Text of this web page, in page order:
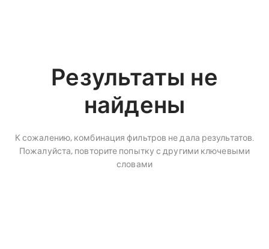
Результаты не
найдены
К сожалению, комбинация фильтров не дала результатов.
Пожалуйста, повторите попытку с другими ключевыми
словами